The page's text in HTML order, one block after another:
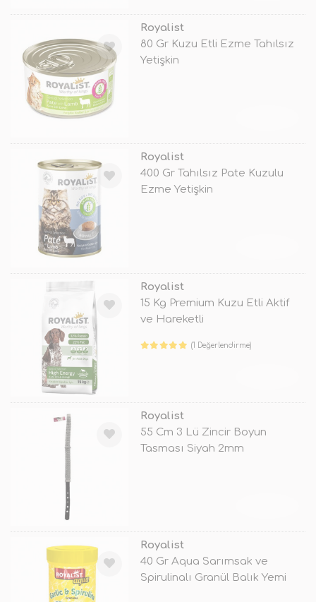
Royalist
80 Gr Kuzu Etli Ezme Tahılsız
Yetişkin
Royalist
400 Gr Tahılsız Pate Kuzulu
Ezme Yetişkin
Royalist
15 Kg Premium Kuzu Etli Aktif
ve Hareketli
(1 Değerlendirme)
Royalist
55 Cm 3 Lü Zincir Boyun
Tasması Siyah 2mm
Royalist
40 Gr Aqua Sarımsak ve
Spirulinalı Granül Balık Yemi